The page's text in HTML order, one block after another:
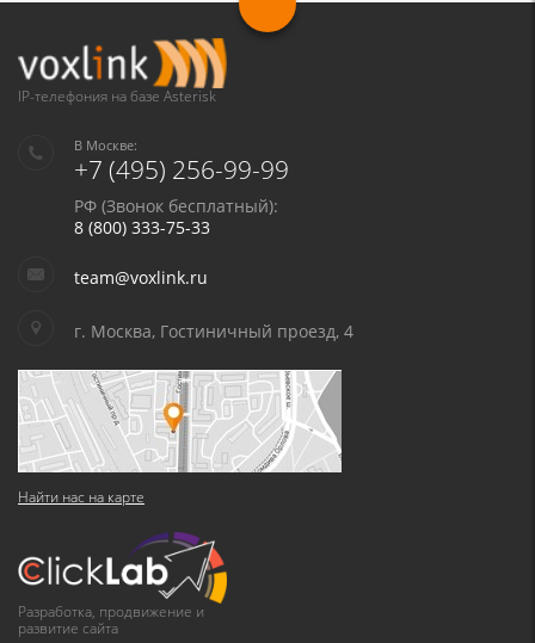
IP-телефония на базе Asterisk
В Москве:
+7 (495) 256-99-99
РФ (Звонок бесплатный):
8 (800) 333-75-33
team@voxlink.ru
г. Москва, Гостиничный проезд, 4
Найти нас на карте
Разработка, продвижение и
развитие сайта